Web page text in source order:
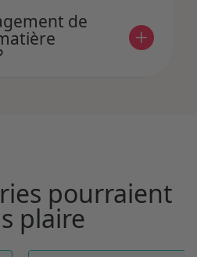
de
pourraient
plaire